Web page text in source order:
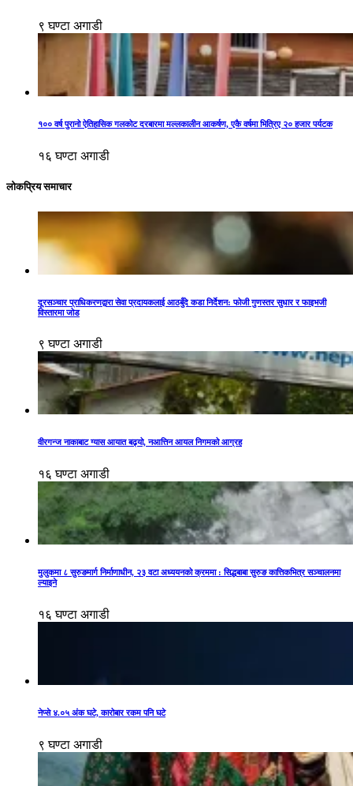
९ घण्टा अगाडी
१०० वर्ष पुरानो ऐतिहासिक गलकोट दरबारमा मल्लकालीन आकर्षण, एकै वर्षमा भित्रिए २० हजार पर्यटक
१६ घण्टा अगाडी
लोकप्रिय समाचार
दूरसञ्चार प्राधिकरणद्वारा सेवा प्रदायकलाई आठबुँदे कडा निर्देशन: फोजी गुणस्तर सुधार र फाइभजी
विस्तारमा जोड
९ घण्टा अगाडी
वीरगन्ज नाकाबाट ग्यास आयात बढ्यो, नआत्तिन आयल निगमको आग्रह
१६ घण्टा अगाडी
मुलुकमा ८ सुरुङमार्ग निर्माणाधीन, २३ वटा अध्ययनको क्रममा : सिद्धबाबा सुरुङ कात्तिकभित्र सञ्चालनमा
ल्याइने
१६ घण्टा अगाडी
नेप्से ४.०५ अंक घटे, कारोबार रकम पनि घटे
९ घण्टा अगाडी